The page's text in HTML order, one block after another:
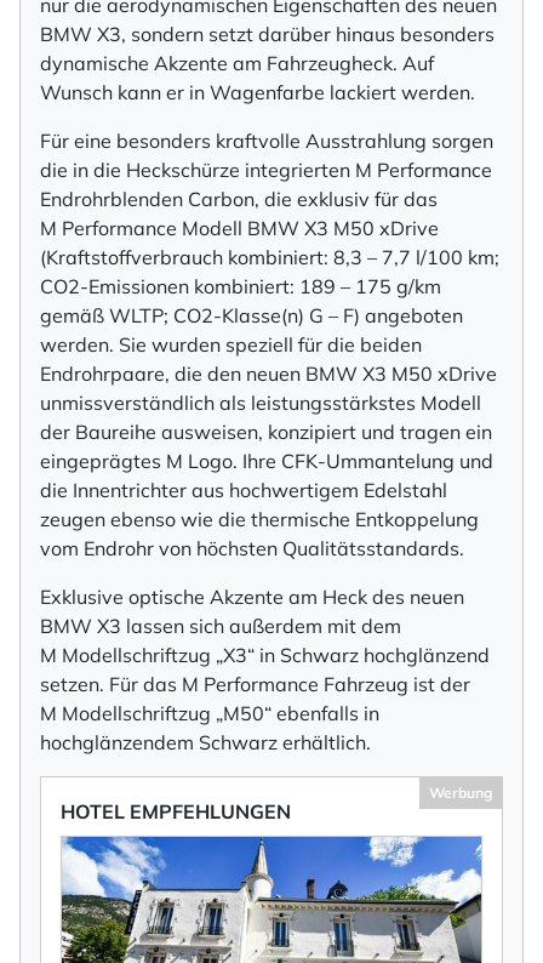
nur die aerodynamischen Eigenschaften des neuen
BMW X3, sondern setzt darüber hinaus besonders
dynamische Akzente am Fahrzeugheck. Auf
Wunsch kann er in Wagenfarbe lackiert werden.
Für eine besonders kraftvolle Ausstrahlung sorgen
die in die Heckschürze integrierten M Performance
Endrohrblenden Carbon, die exklusiv für das
M Performance Modell BMW X3 M50 xDrive
(Kraftstoffverbrauch kombiniert: 8,3 – 7,7 l/100 km;
CO2-Emissionen kombiniert: 189 – 175 g/km
gemäß WLTP; CO2-Klasse(n) G – F) angeboten
werden. Sie wurden speziell für die beiden
Endrohrpaare, die den neuen BMW X3 M50 xDrive
unmissverständlich als leistungsstärkstes Modell
der Baureihe ausweisen, konzipiert und tragen ein
eingeprägtes M Logo. Ihre CFK-Ummantelung und
die Innentrichter aus hochwertigem Edelstahl
zeugen ebenso wie die thermische Entkoppelung
vom Endrohr von höchsten Qualitätsstandards.
Exklusive optische Akzente am Heck des neuen
BMW X3 lassen sich außerdem mit dem
M Modellschriftzug „X3“ in Schwarz hochglänzend
setzen. Für das M Performance Fahrzeug ist der
M Modellschriftzug „M50“ ebenfalls in
hochglänzendem Schwarz erhältlich.
HOTEL EMPFEHLUNGEN
Werbung